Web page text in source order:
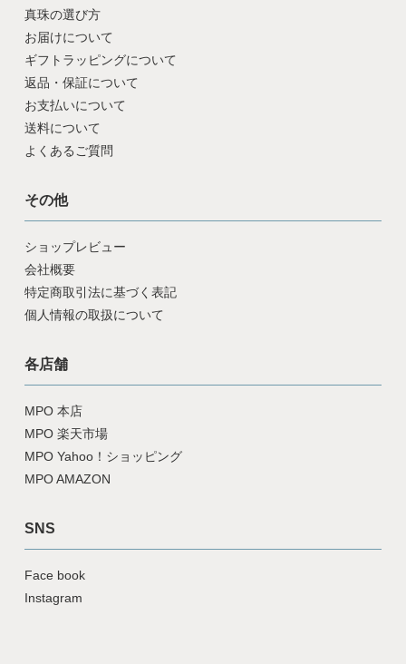
真珠の選び方
お届けについて
ギフトラッピングについて
返品・保証について
お支払いについて
送料について
よくあるご質問
その他
ショップレビュー
会社概要
特定商取引法に基づく表記
個人情報の取扱について
各店舗
MPO 本店
MPO 楽天市場
MPO Yahoo！ショッピング
MPO AMAZON
SNS
Face book
Instagram